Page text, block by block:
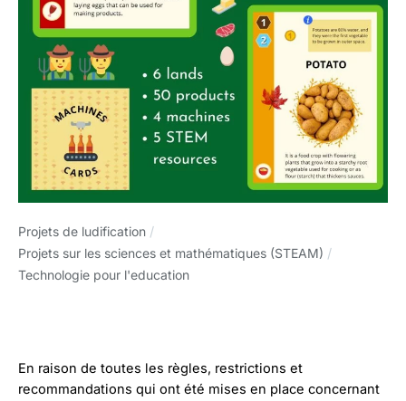
Projets de ludification /
Projets sur les sciences et mathématiques (STEAM) /
Technologie pour l'education
En raison de toutes les règles, restrictions et
recommandations qui ont été mises en place concernant